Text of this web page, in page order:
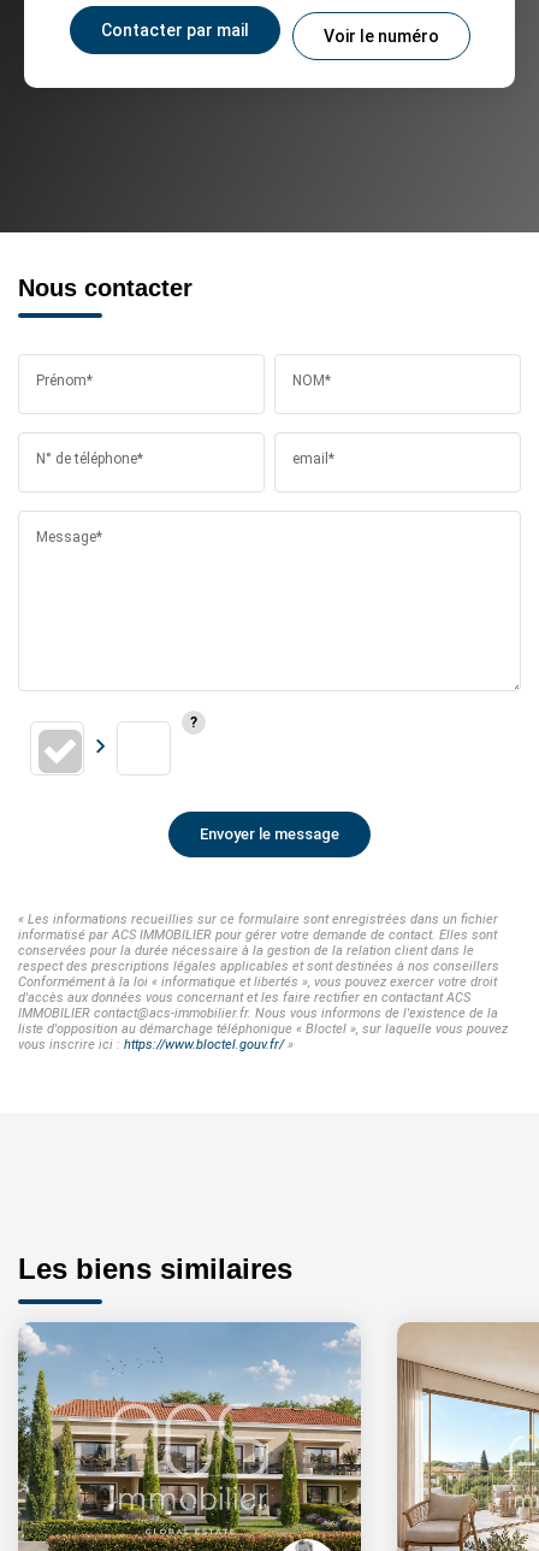
Contacter par mail Voir le numéro
Nous contacter
Prénom* NOM*
N° de téléphone* email*
Message*
Envoyer le message
« Les informations recueillies sur ce formulaire sont enregistrées dans un fichier
informatisé par ACS IMMOBILIER pour gérer votre demande de contact. Elles sont
conservées pour la durée nécessaire à la gestion de la relation client dans le
respect des prescriptions légales applicables et sont destinées à nos conseillers
Conformément à la loi « informatique et libertés », vous pouvez exercer votre droit
d'accès aux données vous concernant et les faire rectifier en contactant ACS
IMMOBILIER contact@acs-immobilier.fr. Nous vous informons de l'existence de la
liste d'opposition au démarchage téléphonique « Bloctel », sur laquelle vous pouvez
vous inscrire ici : https://www.bloctel.gouv.fr/»
Les biens similaires